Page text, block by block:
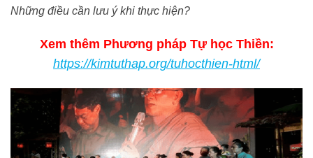
Những điều cần lưu ý khi thực hiện?
Xem thêm Phương pháp Tự học Thiền:
https://kimtuthap.org/tuhocthien-html/